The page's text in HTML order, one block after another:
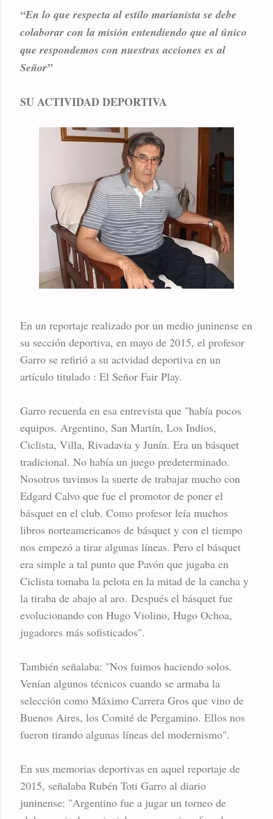
“En lo que respecta al estilo marianista se debe
colaborar con la misión entendiendo que al único
que respondemos con nuestras acciones es al
Señor”
SU ACTIVIDAD DEPORTIVA
En un reportaje realizado por un medio juninense en
su sección deportiva, en mayo de 2015, el profesor
Garro se refirió a su actvidad deportiva en un
artículo titulado : El Señor Fair Play.
Garro recuerda en esa entrevista que "había pocos
equipos. Argentino, San Martín, Los Indios,
Ciclista, Villa, Rivadavia y Junín. Era un básquet
tradicional. No había un juego predeterminado.
Nosotros tuvimos la suerte de trabajar mucho con
Edgard Calvo que fue el promotor de poner el
básquet en el club. Como profesor leía muchos
libros norteamericanos de básquet y con el tiempo
nos empezó a tirar algunas líneas. Pero el básquet
era simple a tal punto que Pavón que jugaba en
Ciclista tomaba la pelota en la mitad de la cancha y
la tiraba de abajo al aro. Después el básquet fue
evolucionando con Hugo Violino, Hugo Ochoa,
jugadores más sofisticados".
También señalaba: "Nos fuimos haciendo solos.
Venían algunos técnicos cuando se armaba la
selección como Máximo Carrera Gros que vino de
Buenos Aires, los Comité de Pergamino. Ellos nos
fueron tirando algunas líneas del modernismo".
En sus memorias deportivas en aquel reportaje de
2015, señalaba Rubén Toti Garro al diario
juninense: "Argentino fue a jugar un torneo de